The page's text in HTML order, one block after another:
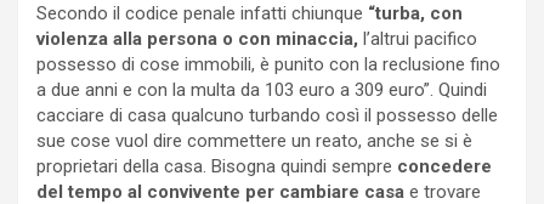
Secondo il codice penale infatti chiunque “turba, con
violenza alla persona o con minaccia, l’altrui pacifico
possesso di cose immobili, è punito con la reclusione fino
a due anni e con la multa da 103 euro a 309 euro”. Quindi
cacciare di casa qualcuno turbando così il possesso delle
sue cose vuol dire commettere un reato, anche se si è
proprietari della casa. Bisogna quindi sempre concedere
del tempo al convivente per cambiare casa e trovare